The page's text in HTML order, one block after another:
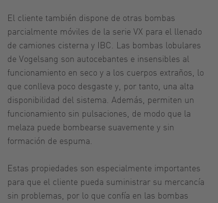
El cliente también dispone de otras bombas
parcialmente móviles de la serie VX para el llenado
de camiones cisterna y IBC. Las bombas lobulares
de Vogelsang son autocebantes e insensibles al
funcionamiento en seco y a los cuerpos extraños, lo
que conlleva poco desgaste y, por tanto, una alta
disponibilidad del sistema. Además, permiten un
funcionamiento sin pulsaciones, de modo que la
melaza puede bombearse suavemente y sin
formación de espuma.
Estas propiedades son especialmente importantes
para que el cliente pueda suministrar su mercancía
sin problemas, por lo que confía en las bombas